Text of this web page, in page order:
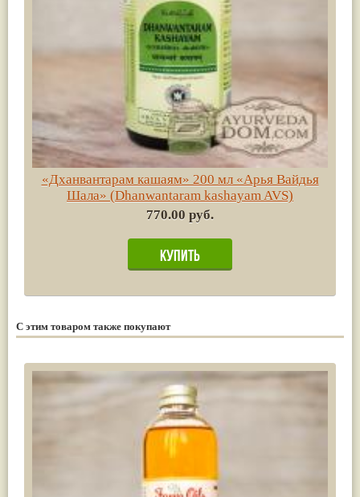
«Дханвантарам кашаям» 200 мл «Арья Вайдья
Шала» (Dhanwantaram kashayam AVS)
770.00 руб.
С этим товаром также покупают